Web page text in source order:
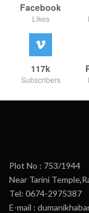
Facebook
Likes
117k
Subscribers
Plot No : 753/1944
Near Tarini
Tel: 0674-2975387
E-mail :